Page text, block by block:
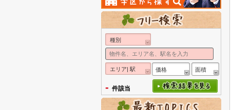
種別
エリア| 駅 価格 面積
- 件該当